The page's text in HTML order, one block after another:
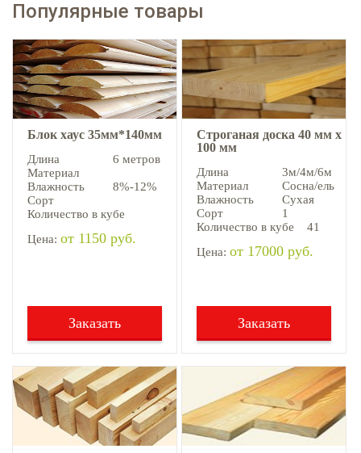
Популярные товары
Блок хаус 35мм*140мм
Длина
6 метров
Материал
Влажность
8%-12%
Сорт
Количество в кубе
Цена: от 1150 руб.
Заказать
Строганая доска 40 мм х
100 мм
Длина
3м/4м/6м
Материал
Сосна/ель
Влажность
Сухая
Сорт
1
Количество в кубе
41
Цена: от 17000 руб.
Заказать